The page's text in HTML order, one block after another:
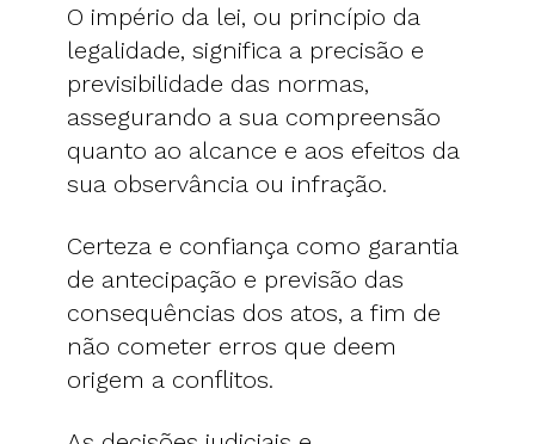
O império da lei, ou princípio da
legalidade, significa a precisão e
previsibilidade das normas,
assegurando a sua compreensão
quanto ao alcance e aos efeitos da
sua observância ou infração.
Certeza e confiança como garantia
de antecipação e previsão das
consequências dos atos, a fim de
não cometer erros que deem
origem a conflitos.